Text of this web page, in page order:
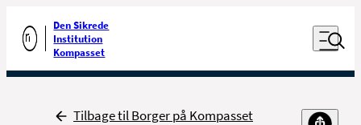
Gå til forsiden
Den Sikrede
Institution
Kompasset
Åben
Udfør søgning
Tilbage
Tilbage til Borger på Kompasset